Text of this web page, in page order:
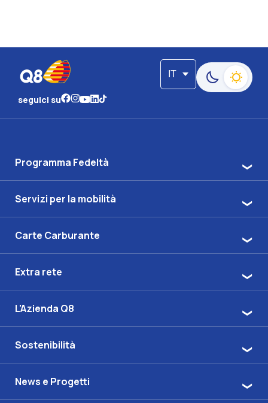
IT
Passa alla
seguici su
Programma Fedeltà
Servizi per la mobilità
Carte Carburante
Extra rete
L'Azienda Q8
Sostenibilità
News e Progetti